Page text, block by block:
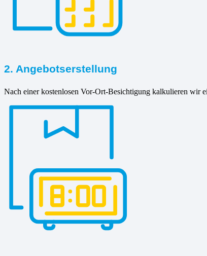
2. Angebotserstellung
Nach einer kostenlosen Vor-Ort-Besichtigung kalkulieren wir